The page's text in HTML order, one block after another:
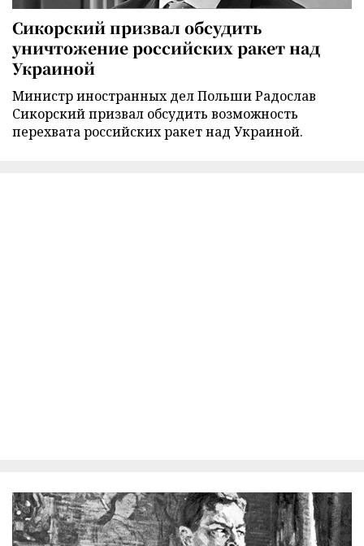
Сикорский призвал обсудить
уничтожение российских ракет над
Украиной
Министр иностранных дел Польши Радослав
Сикорский призвал обсудить возможность
перехвата российских ракет над Украиной.